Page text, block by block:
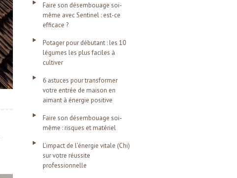
Faire son désembouage soi-
même avec Sentinel : est-ce
efficace ?
Potager pour débutant : les 10
légumes les plus faciles à
cultiver
6 astuces pour transformer
votre entrée de maison en
aimant à énergie positive
Faire son désembouage soi-
même : risques et matériel
L’impact de l’énergie vitale (Chi)
sur votre réussite
professionnelle